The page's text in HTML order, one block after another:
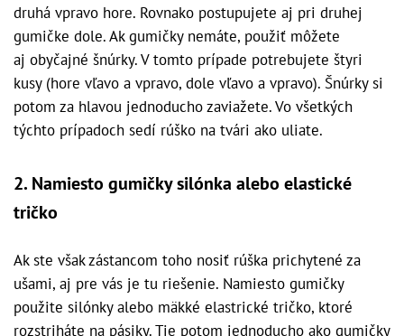
druhá vpravo hore. Rovnako postupujete aj pri druhej
gumičke dole. Ak gumičky nemáte, použiť môžete
aj obyčajné šnúrky. V tomto prípade potrebujete štyri
kusy (hore vľavo a vpravo, dole vľavo a vpravo). Šnúrky si
potom za hlavou jednoducho zaviažete. Vo všetkých
týchto prípadoch sedí rúško na tvári ako uliate.
2. Namiesto gumičky silónka alebo elastické
tričko
Ak ste však zástancom toho nosiť rúška prichytené za
ušami, aj pre vás je tu riešenie. Namiesto gumičky
použite silónky alebo mäkké elastrické tričko, ktoré
rozstriháte na pásiky. Tie potom jednoducho ako gumičky